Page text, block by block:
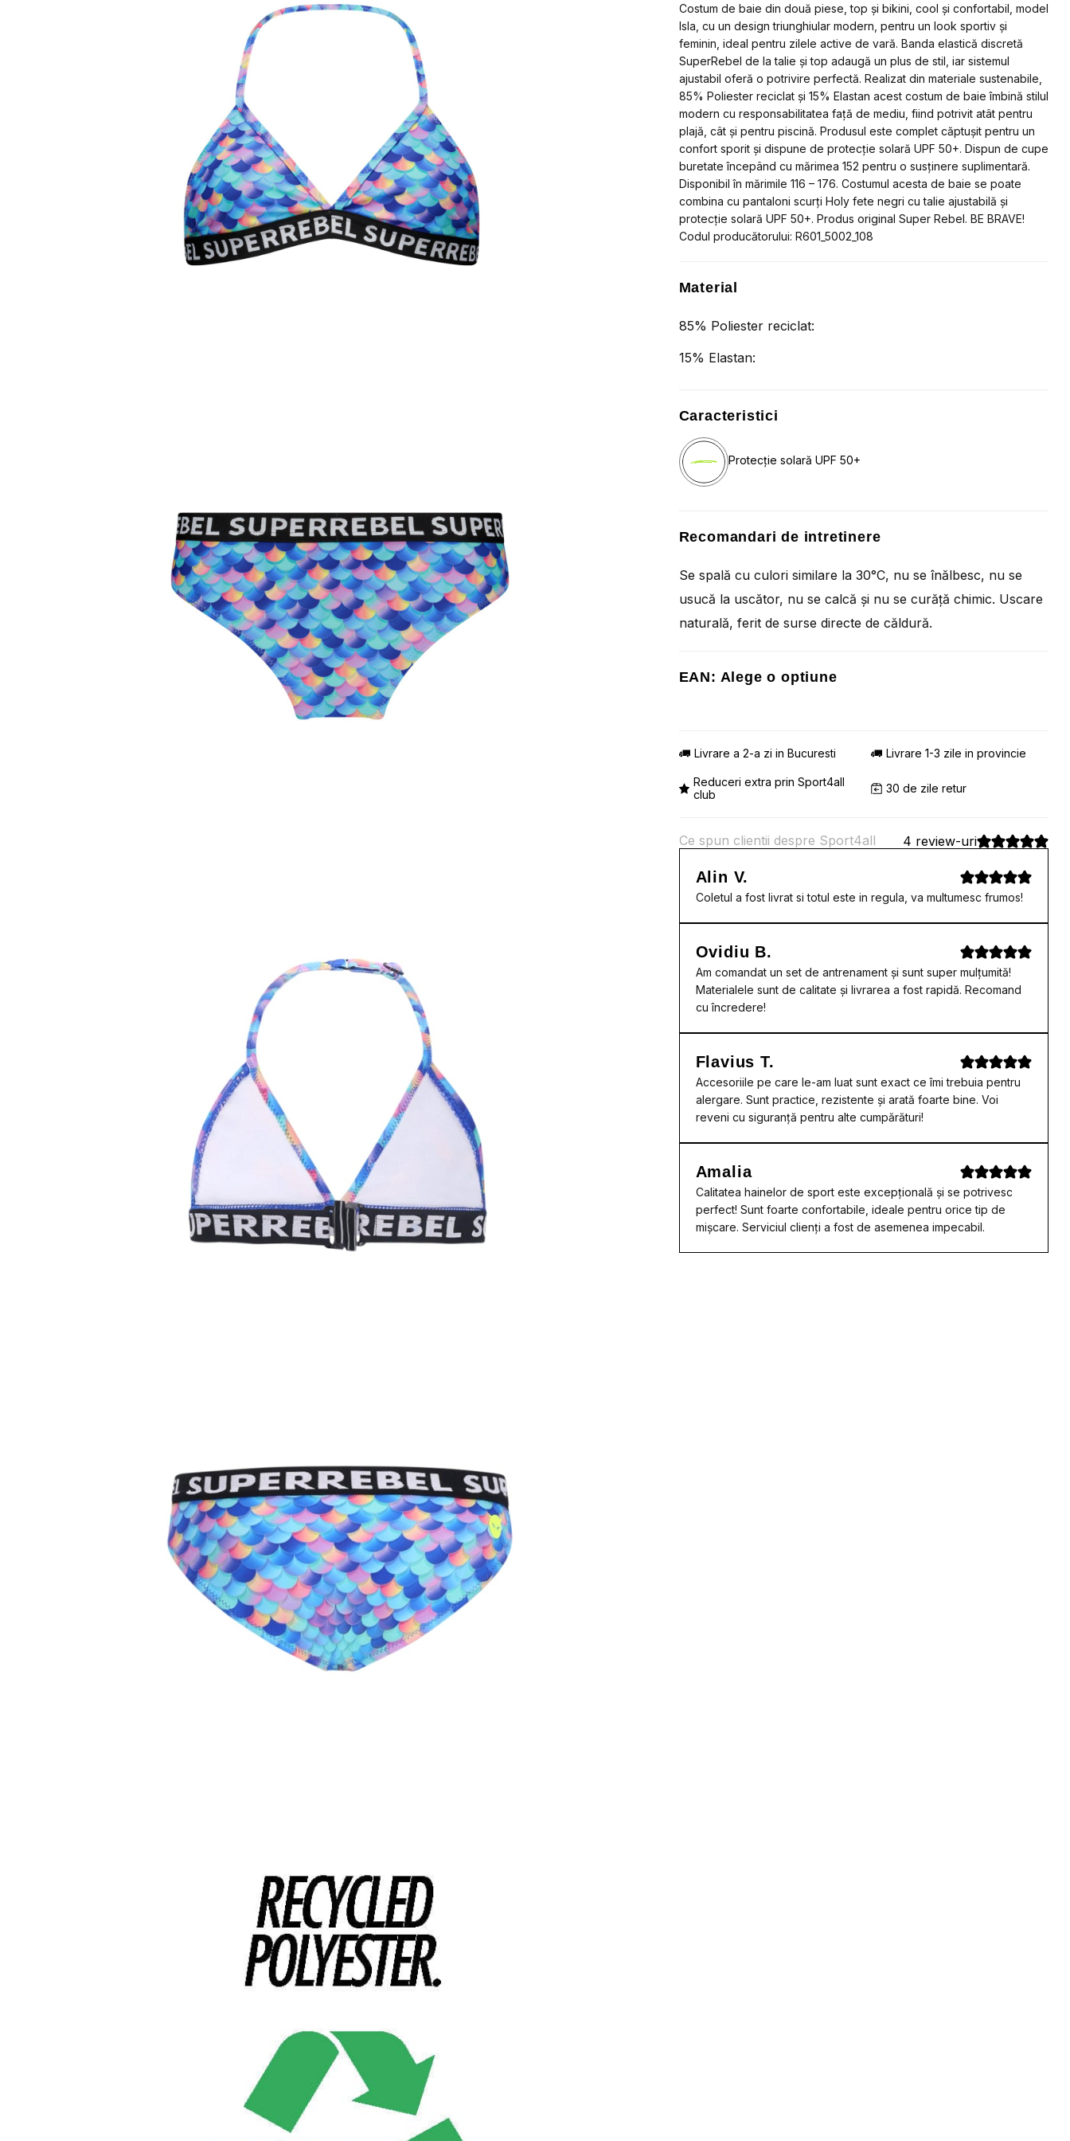
și
protecție
solară
UPF
50+
Costum de baie din două piese, top și bikini, cool și confortabil, model
Isla, cu un design triunghiular modern, pentru un look sportiv și
feminin, ideal pentru zilele active de vară. Banda elastică discretă
SuperRebel de la talie și top adaugă un plus de stil, iar sistemul
ajustabil oferă o potrivire perfectă. Realizat din materiale sustenabile,
85% Poliester reciclat și 15% Elastan acest costum de baie îmbină stilul
modern cu responsabilitatea față de mediu, fiind potrivit atât pentru
plajă, cât și pentru piscină. Produsul este complet căptușit pentru un
confort sporit și dispune de protecție solară UPF 50+. Dispun de cupe
buretate începând cu mărimea 152 pentru o susținere suplimentară.
Disponibil în mărimile 116 – 176. Costumul acesta de baie se poate
combina cu pantaloni scurți Holy fete negri cu talie ajustabilă și
protecție solară UPF 50+. Produs original Super Rebel. BE BRAVE!
Codul producătorului: R601_5002_108
Material
85% Poliester reciclat:
15% Elastan:
Caracteristici
Protecție solară UPF 50+
Recomandari de intretinere
Se spală cu culori similare la 30°C, nu se înălbesc, nu se
usucă la uscător, nu se calcă și nu se curăță chimic. Uscare
naturală, ferit de surse directe de căldură.
EAN: Alege o optiune
Livrare a 2-a zi in Bucuresti Livrare 1-3 zile in provincie
Reduceri extra prin Sport4all
club
30 de zile retur
Ce spun clientii despre Sport4all 4 review-uri
Alin V.
Coletul a fost livrat si totul este in regula, va multumesc frumos!
Ovidiu B.
Am comandat un set de antrenament și sunt super mulțumită!
Materialele sunt de calitate și livrarea a fost rapidă. Recomand
cu încredere!
Flavius T.
Accesoriile pe care le-am luat sunt exact ce îmi trebuia pentru
alergare. Sunt practice, rezistente și arată foarte bine. Voi
reveni cu siguranță pentru alte cumpărături!
Amalia
Calitatea hainelor de sport este excepțională și se potrivesc
perfect! Sunt foarte confortabile, ideale pentru orice tip de
mișcare. Serviciul clienți a fost de asemenea impecabil.